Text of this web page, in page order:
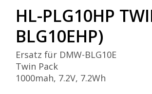
HL-PLG10HP
BLG10EHP)
Ersatz für DMW-BLG10E
Twin Pack
1000mah, 7.2V, 7.2Wh